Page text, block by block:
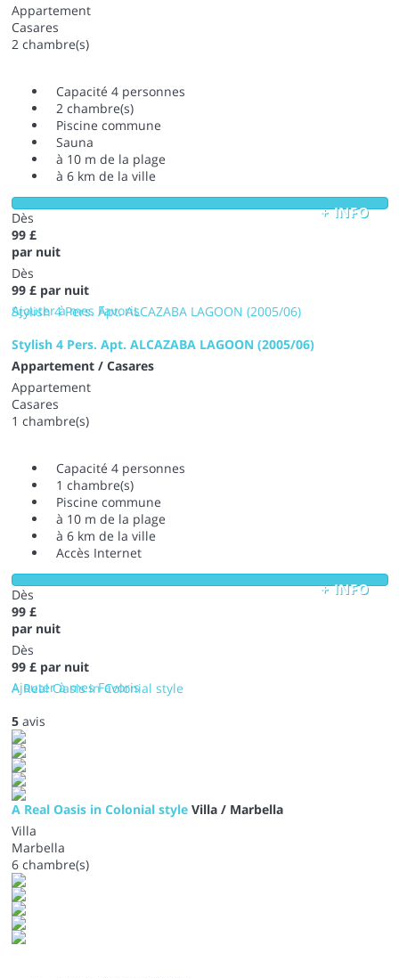
Appartement
Casares
2 chambre(s)
Capacité 4 personnes
2 chambre(s)
Piscine commune
Sauna
à 10 m de la plage
à 6 km de la ville
+ INFO
Dès
99 £
par nuit
Dès
99 £par nuit
Stylish 4 Pers. Apt. ALCAZABA LAGOON (2005/06)
Ajouter à mes Favoris
Stylish 4 Pers. Apt. ALCAZABA LAGOON (2005/06)
Appartement / Casares
Appartement
Casares
1 chambre(s)
Capacité 4 personnes
1 chambre(s)
Piscine commune
à 10 m de la plage
à 6 km de la ville
Accès Internet
+ INFO
Dès
99 £
par nuit
Dès
99 £par nuit
A Real Oasis in Colonial style
Ajouter à mes Favoris
5avis
A Real Oasis in Colonial style Villa / Marbella
Villa
Marbella
6 chambre(s)